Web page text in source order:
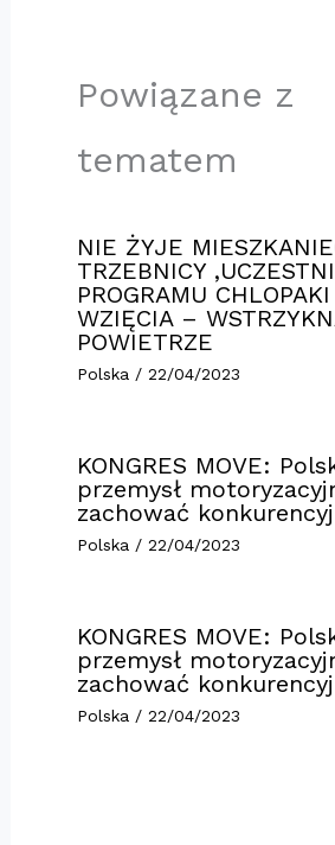
Powiązane z
tematem
NIE ŻYJE
TRZEBNICY
PROGRAMU
WZIĘCIA –
POWIETRZE
Polska/ 22/04/2023
KONGRES MOVE:
przemysł
zachować
Polska/ 22/04/2023
KONGRES MOVE:
przemysł
zachować
Polska/ 22/04/2023